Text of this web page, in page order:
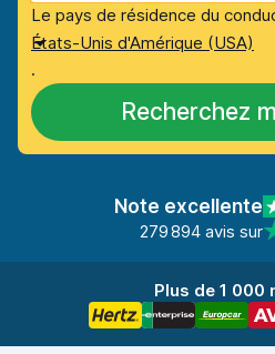
Le pays de résidence du
États-Unis d'Amérique (USA)
.
Recherchez
Note excellente
279 894 avis sur
Plus de 1 000